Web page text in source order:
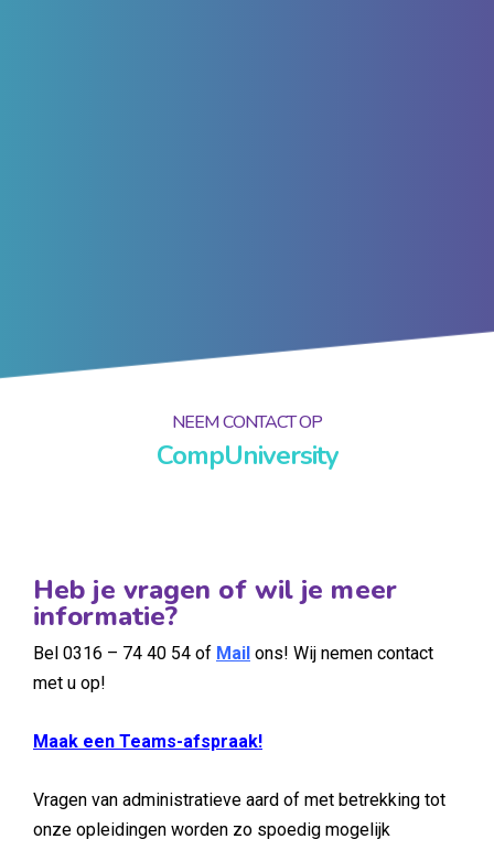
NEEM CONTACT OP
CompUniversity
Heb je vragen of wil je meer
informatie?
Bel 0316 – 74 40 54 of Mail ons! Wij nemen contact
met u op!
Maak een Teams-afspraak!
Vragen van administratieve aard of met betrekking tot
onze opleidingen worden zo spoedig mogelijk